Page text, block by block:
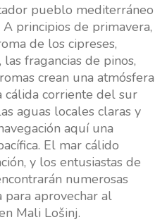
pueblo mediterráneo
principios de primavera,
de los cipreses,
fragancias de pinos,
crean una atmósfera
cálida corriente del sur
aguas locales claras y
aquí una
El mar cálido
y los entusiastas de
numerosas
para aprovechar al
Mali Lošinj.